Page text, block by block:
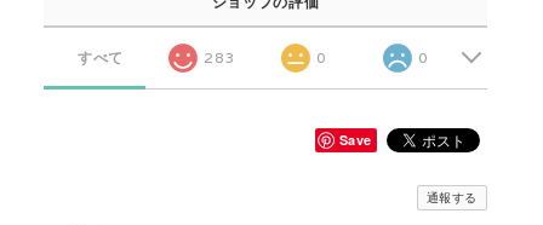
すべて 283 0 0
Save
通報する